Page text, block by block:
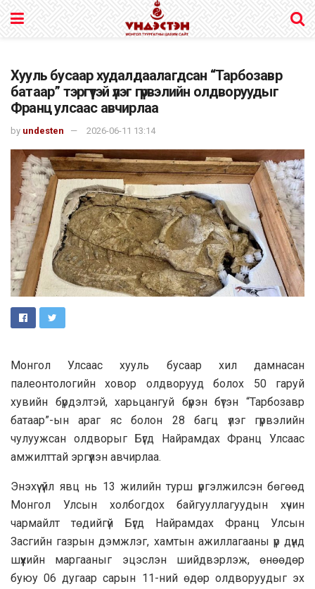
Хууль бусаар худалдаалагдсан “Тарбозавр
батаар” тэргүүтэй үлэг гүрвэлийн олдворуудыг
Франц улсаас авчирлаа
by undesten 2026-06-11 13:14
Монгол Улсаас хууль бусаар хил дамнасан
палеонтологийн ховор олдворууд болох 50 гаруй
хувийн бүрдэлтэй, харьцангуй бүрэн бүтэн “Тарбозавр
батаар”-ын араг яс болон 28 багц үлэг гүрвэлийн
чулуужсан олдворыг Бүгд Найрамдах Франц Улсаас
амжилттай эргүүлэн авчирлаа.
Энэхүү үйл явц нь 13 жилийн турш үргэлжилсэн бөгөөд
Монгол Улсын холбогдох байгууллагуудын хүчин
чармайлт төдийгүй Бүгд Найрамдах Франц Улсын
Засгийн газрын дэмжлэг, хамтын ажиллагааны үр дүнд
шүүхийн маргааныг эцэслэн шийдвэрлэж, өнөөдөр
буюу 06 дугаар сарын 11-ний өдөр олдворуудыг эх